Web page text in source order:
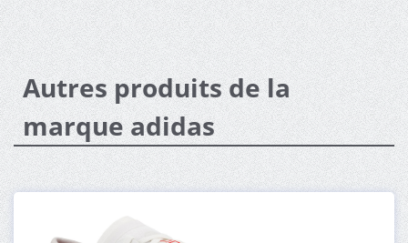
Autres produits de la
marque adidas